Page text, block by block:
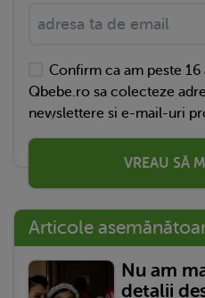
Confirm ca am peste
Qbebe.ro sa colecteze
newslettere si e-mail-uri
VREAU SĂ
Articole
Nu am
detalii